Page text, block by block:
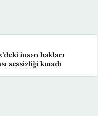
insan hakları
sessizliği kınadı